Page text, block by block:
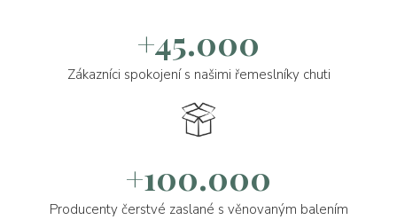
+45.000
Zákazníci spokojení s našimi řemeslníky chuti
+100.000
Producenty čerstvé zaslané s věnovaným balením